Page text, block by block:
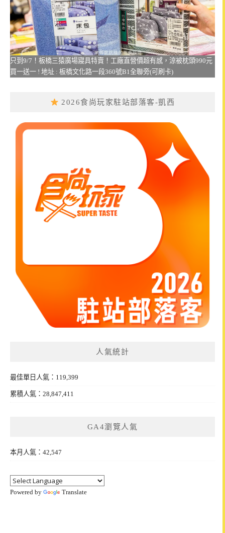
只到9/7！板橋三猿廣場寢具特賣！工廠直營價超有感，涼被枕頭990元
買一送一 ! 地址 : 板橋文化路一段360號B1全聯旁(可刷卡)
2026食尚玩家駐站部落客-凱西
人氣統計
最佳單日人氣：119,399
累積人氣：28,847,411
GA4瀏覽人氣
本月人氣：42,547
Powered by Translate